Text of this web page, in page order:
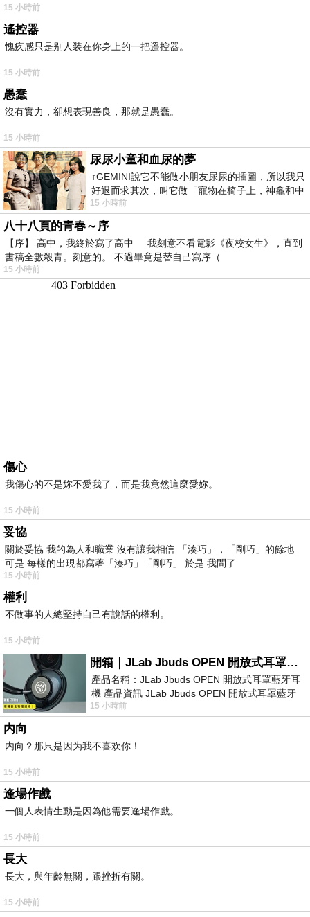
15 小時前
遙控器
愧疚感只是别人装在你身上的一把遥控器。
15 小時前
愚蠢
沒有實力，卻想表現善良，那就是愚蠢。
15 小時前
尿尿小童和血尿的夢
↑GEMINI說它不能做小朋友尿尿的插圖，所以我只
好退而求其次，叫它做「寵物在椅子上，神龕和中
年人臉孔」的畫了。 六月底
15 小時前
八十八頁的青春～序
【序】 高中，我終於寫了高中 我刻意不看電影《夜校女生》，直到
書稿全數殺青。刻意的。 不過畢竟是替自己寫序（
15 小時前
傷心
我傷心的不是妳不愛我了，而是我竟然這麼愛妳。
15 小時前
妥協
關於妥協 我的為人和職業 沒有讓我相信 「湊巧」，「剛巧」的餘地
可是 每樣的出現都寫著「湊巧」「剛巧」 於是 我問了
15 小時前
權利
不做事的人總堅持自己有說話的權利。
15 小時前
開箱｜JLab Jbuds OPEN 開放式耳罩藍牙耳機 - 設計美學，輕巧、透氣、環境音全物理達成！
產品名稱：JLab Jbuds OPEN 開放式耳罩藍牙耳
機 產品資訊 JLab Jbuds OPEN 開放式耳罩藍牙
耳機評語：非常有特色，值得喜愛美型工
15 小時前
内向
内向？那只是因为我不喜欢你！
15 小時前
逢場作戲
一個人表情生動是因為他需要逢場作戲。
15 小時前
長大
長大，與年齡無關，跟挫折有關。
15 小時前